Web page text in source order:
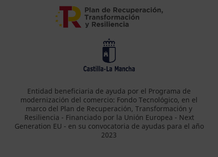
Entidad beneficiaria de ayuda por el Programa de
modernización del comercio: Fondo Tecnológico, en el
marco del Plan de Recuperación, Transformación y
Resiliencia - Financiado por la Unión Europea - Next
Generation EU - en su convocatoria de ayudas para el año
2023